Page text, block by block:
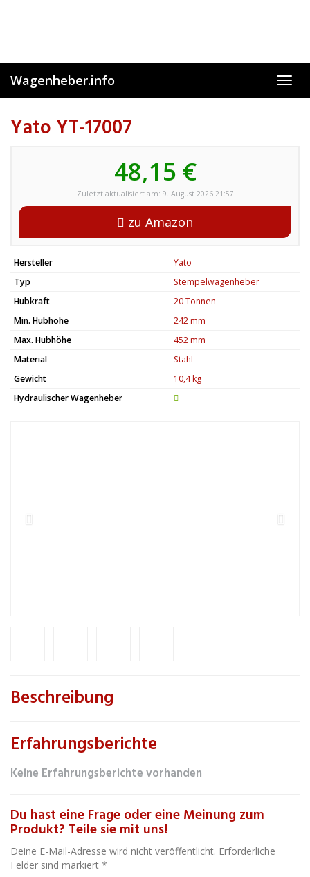
Wagenheber.info
Yato YT-17007
48,15 €
Zuletzt aktualisiert am: 9. August 2026 21:57
zu Amazon
Hersteller
Yato
Typ
Stempelwagenheber
Hubkraft
20 Tonnen
Min. Hubhöhe
242 mm
Max. Hubhöhe
452 mm
Material
Stahl
Gewicht
10,4 kg
Hydraulischer Wagenheber
Beschreibung
Erfahrungsberichte
Keine Erfahrungsberichte vorhanden
Du hast eine Frage oder eine Meinung zum
Produkt? Teile sie mit uns!
Deine E-Mail-Adresse wird nicht veröffentlicht. Erforderliche
Felder sind markiert *